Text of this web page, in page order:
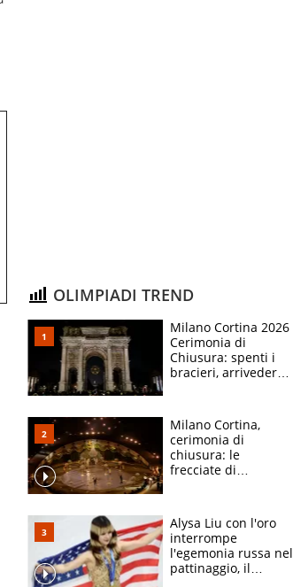
OLIMPIADI TREND
Milano Cortina 2026
Cerimonia di
Chiusura: spenti i
bracieri, arrivederci
un nuovo standard"
Milano Cortina,
cerimonia di
chiusura: le
frecciate di
di fondo
Alysa Liu con l'oro
interrompe
l'egemonia russa nel
pattinaggio, il